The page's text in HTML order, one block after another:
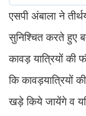
एसपी अंबाला ने
सुनिश्चित करते हुए
कावड़ यात्रियों की
कि कावड़यात्रियों
खड़े किये जायेंगे व